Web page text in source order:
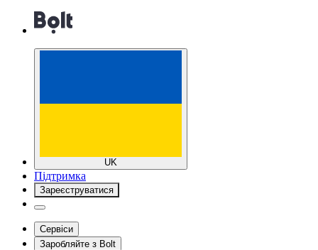
UK
Підтримка
Зареєструватися
Сервіси
Заробляйте з Bolt